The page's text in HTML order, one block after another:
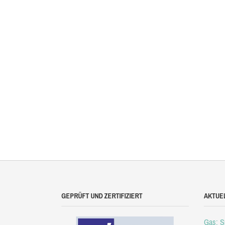
GEPRÜFT UND ZERTIFIZIERT
Gas: